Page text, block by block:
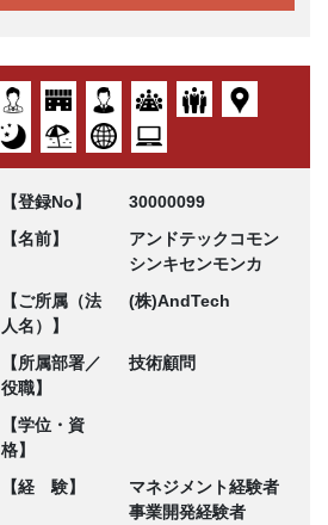
【登録No】
30000099
【名前】
アンドテックコモン
シンキセンモンカ
【ご所属（法
人名）】
(株)AndTech
【所属部署／
役職】
技術顧問
【学位・資
格】
【経 験】
マネジメント経験者
事業開発経験者